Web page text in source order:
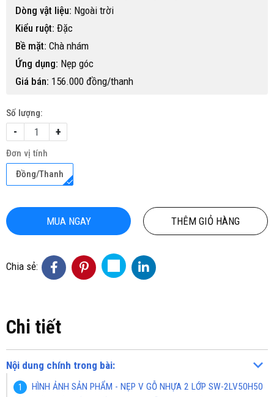
Dòng vật liệu: Ngoài trời
Kiểu ruột: Đặc
Bề mặt: Chà nhám
Ứng dụng: Nẹp góc
Giá bán: 156.000 đồng/thanh
Số lượng:
- +
Đơn vị tính
Đồng/Thanh
MUA NGAY THÊM GIỎ HÀNG
Chia sẻ:
Chi tiết
Nội dung chính trong bài:
HÌNH ẢNH SẢN PHẨM - NẸP V GỖ NHỰA 2 LỚP SW-2LV50H50